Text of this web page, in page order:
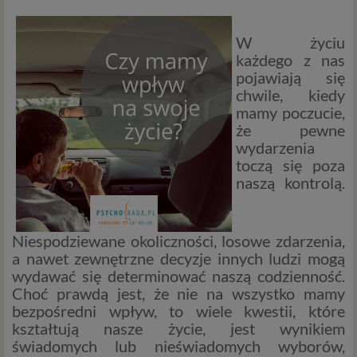
W życiu
każdego z nas
pojawiają się
chwile, kiedy
mamy poczucie,
że pewne
wydarzenia
toczą się poza
naszą kontrolą.
Niespodziewane okoliczności, losowe zdarzenia,
a nawet zewnętrzne decyzje innych ludzi mogą
wydawać się determinować naszą codzienność.
Choć prawdą jest, że nie na wszystko mamy
bezpośredni wpływ, to wiele kwestii, które
kształtują nasze życie, jest wynikiem
świadomych lub nieświadomych wyborów,